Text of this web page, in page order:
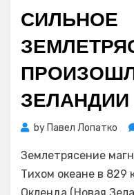
СИЛЬНОЕ
ЗЕЛАНДИИ
by Павел Лопатко
Землетрясение
Тихом океане в 829